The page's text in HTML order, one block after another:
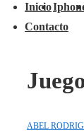
Inicio
Contacto
ABEL